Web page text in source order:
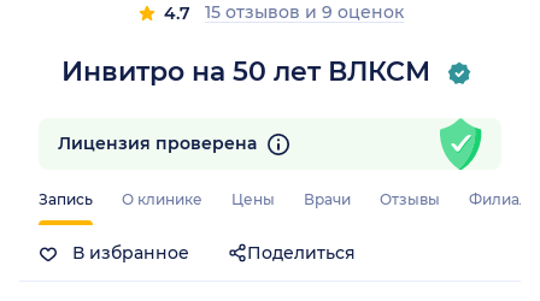
Инвитро на 50 лет ВЛКСМ
4.7 15 отзывов и 9 оценок
Запись О клинике Цены Врачи Отзывы Филиалы
В избранное Поделиться
Лицензия проверена